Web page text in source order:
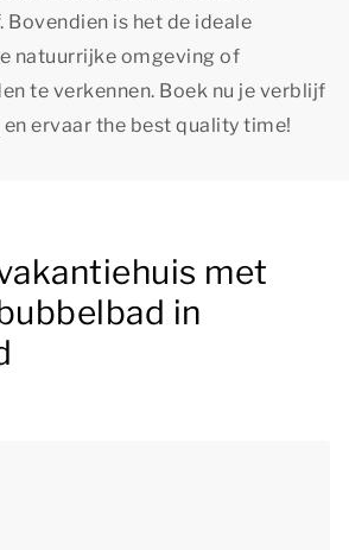
is het de ideale
natuurrijke omgeving of
te verkennen. Boek nu je verblijf
en ervaar the best quality time!
met
in